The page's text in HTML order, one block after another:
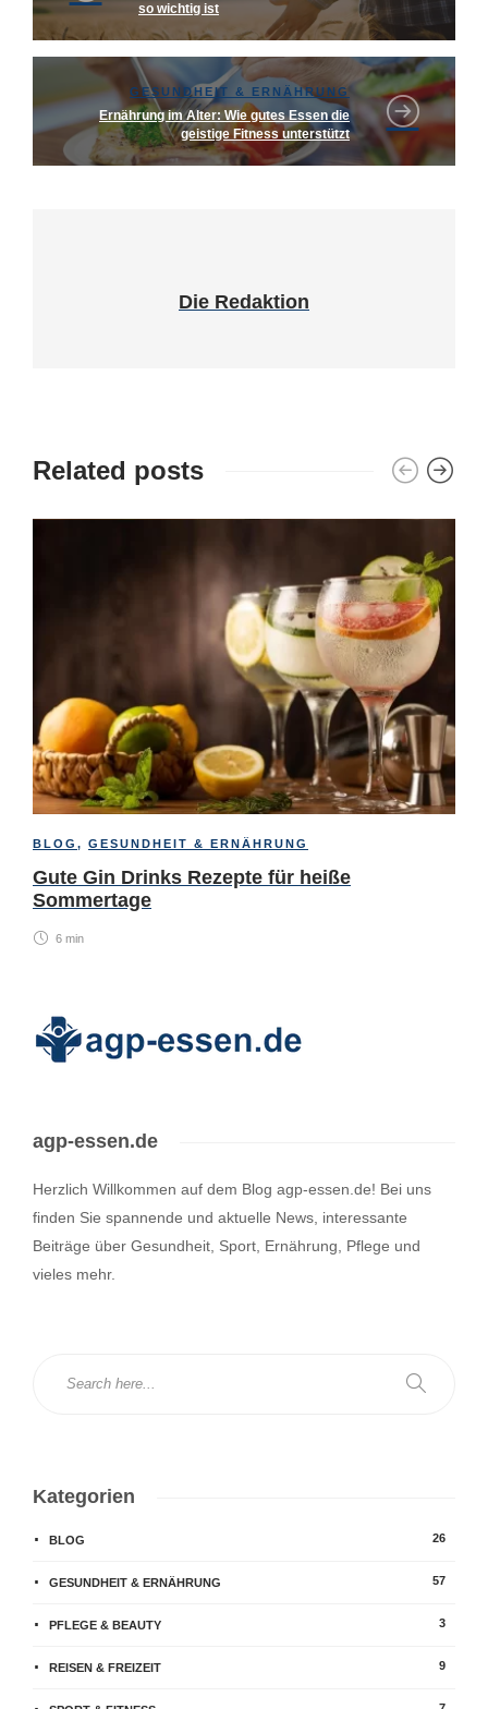
so wichtig ist
GESUNDHEIT & ERNÄHRUNG
Ernährung im Alter: Wie gutes Essen die
geistige Fitness unterstützt
Die Redaktion
Related posts
BLOG , GESUNDHEIT & ERNÄHRUNG
Gute Gin Drinks Rezepte für heiße
Sommertage
6 min
agp-essen.de
Herzlich Willkommen auf dem Blog agp-essen.de! Bei uns
finden Sie spannende und aktuelle News, interessante
Beiträge über Gesundheit, Sport, Ernährung, Pflege und
vieles mehr.
Kategorien
BLOG 26
GESUNDHEIT & ERNÄHRUNG 57
PFLEGE & BEAUTY 3
REISEN & FREIZEIT 9